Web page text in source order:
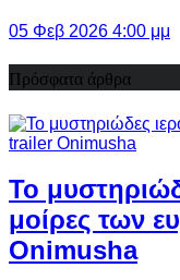
05 Φεβ 2026 4:00 μμ
Πρόσφατα άρθρα
Το
μοίρες των
Onimusha